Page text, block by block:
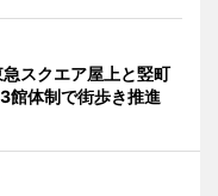
スクエア屋上と竪町
館体制で街歩き推進